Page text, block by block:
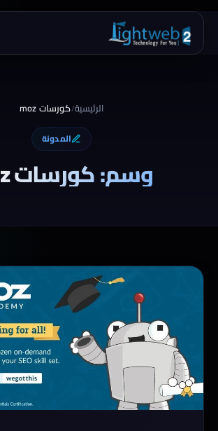
الرئيسية/كورسات moz
المدونة
وسم: كورسات moz